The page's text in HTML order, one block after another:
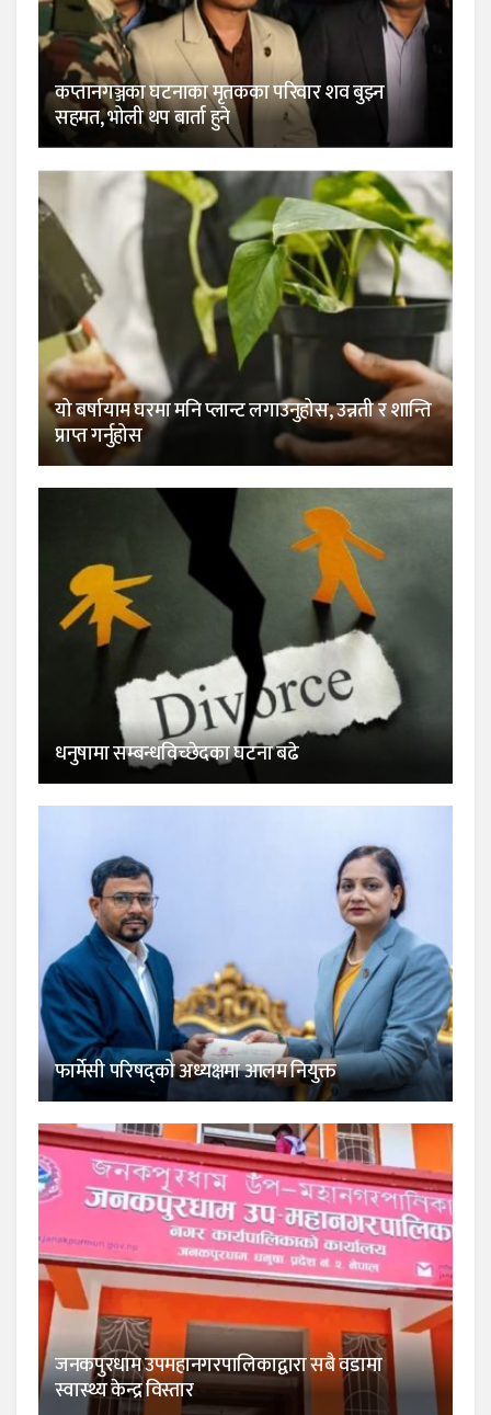
कप्तानगञ्जका घटनाका मृतकका परिवार शव बुझ्न
सहमत, भोली थप बार्ता हुने
यो बर्षायाम घरमा मनि प्लान्ट लगाउनुहोस, उन्नती र शान्ति
प्राप्त गर्नुहोस
धनुषामा सम्बन्धविच्छेदका घटना बढे
फार्मेसी परिषद्को अध्यक्षमा आलम नियुक्त
जनकपुरधाम उपमहानगरपालिकाद्वारा सबै वडामा
स्वास्थ्य केन्द्र विस्तार